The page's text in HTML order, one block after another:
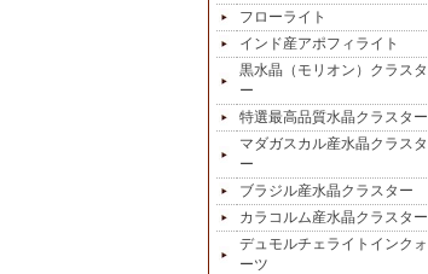
フローライト
インド産アポフィライト
黒水晶（モリオン）クラスタ
ー
特選最高品質水晶クラスター
マダガスカル産水晶クラスタ
ー
ブラジル産水晶クラスター
カラコルム産水晶クラスター
デュモルチェライトインクォ
ーツ